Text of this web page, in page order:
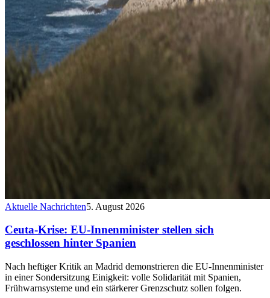
Aktuelle Nachrichten5. August 2026
Ceuta-Krise: EU-Innenminister stellen sich
geschlossen hinter Spanien
Nach heftiger Kritik an Madrid demonstrieren die EU-Innenminister
in einer Sondersitzung Einigkeit: volle Solidarität mit Spanien,
Frühwarnsysteme und ein stärkerer Grenzschutz sollen folgen.